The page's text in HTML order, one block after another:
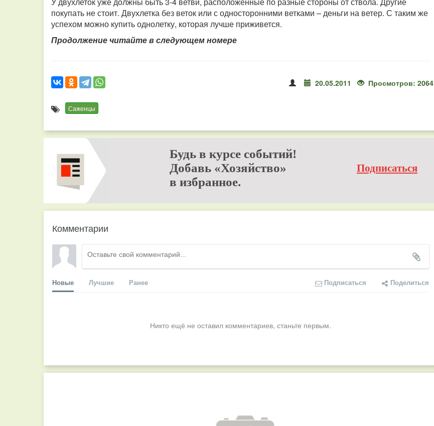
покупать не стоит. Двухлетка без веток или с односторонними ветками – деньги на ветер. С таким же
успехом можно купить однолетку, которая лучше приживется.
Продолжение читайте в следующем номере
20.05.2011 Просмотров: 2064
Саженцы
Будь в курсе событий!
Добавь «Хозяйство»
в избранное.
Подписаться
Комментарии
Новые Лучшие Ранее Подписаться Поделиться
Никто ещё не оставил комментариев, станьте первым.